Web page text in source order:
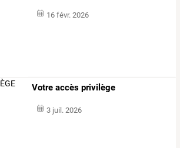
16 févr. 2026
Votre accès privilège
3 juil. 2026